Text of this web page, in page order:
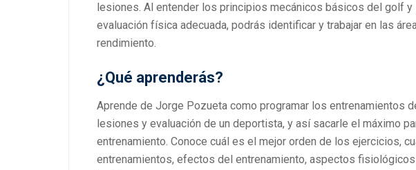
lesiones. Al entender los principios mecánicos básicos del golf y
evaluación física adecuada, podrás identificar y trabajar en las
rendimiento.
¿Qué aprenderás?
Aprende de Jorge Pozueta como programar los entrenamientos
lesiones y evaluación de un deportista, y así sacarle el máximo
entrenamiento. Conoce cuál es el mejor orden de los ejercicios,
entrenamientos, efectos del entrenamiento, aspectos